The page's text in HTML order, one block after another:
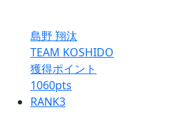
島野 翔汰
TEAM KOSHIDO
獲得ポイント
1060pts
RANK3